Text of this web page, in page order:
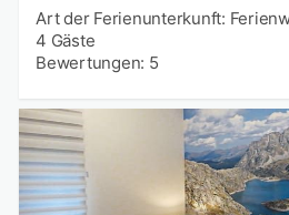
Art der Ferienunterkunft:
4 Gäste
Bewertungen: 5